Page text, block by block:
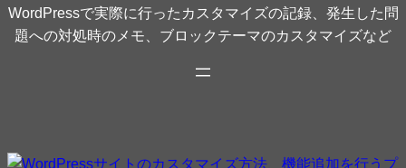
WordPressで実際に行ったカスタマイズの記録、発生した問
題への対処時のメモ、ブロックテーマのカスタマイズなど